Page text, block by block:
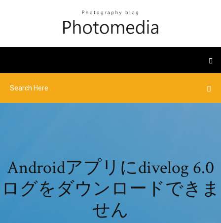
Androidアプリにdivelog 6.0
ログをダウンロードできま
せん